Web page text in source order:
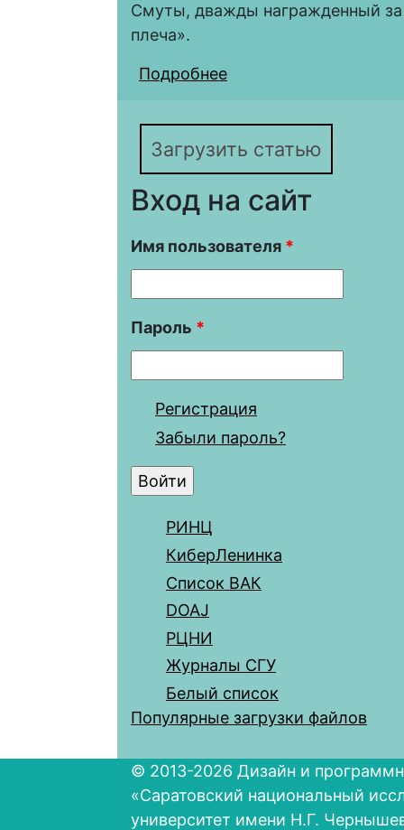
Смуты, дважды награжденный за
плеча».
Подробнее
Загрузить статью
Вход на сайт
Имя пользователя *
Пароль *
Регистрация
Забыли пароль?
РИНЦ
КиберЛенинка
Список ВАК
DOAJ
РЦНИ
Журналы СГУ
Белый список
Популярные загрузки файлов
© 2013-2026 Дизайн и
«Саратовский национальный
университет имени Н.Г.